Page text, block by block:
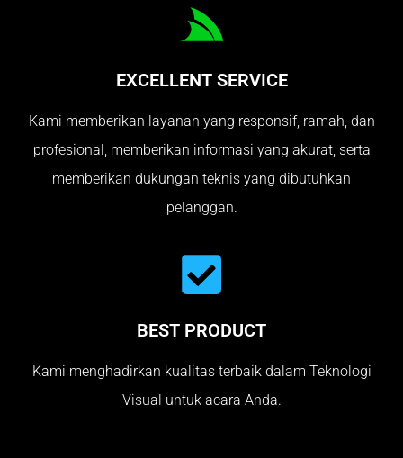
EXCELLENT SERVICE
Kami memberikan layanan yang responsif, ramah, dan
profesional, memberikan informasi yang akurat, serta
memberikan dukungan teknis yang dibutuhkan
pelanggan.
BEST PRODUCT
Kami menghadirkan kualitas terbaik dalam Teknologi
Visual untuk acara Anda.